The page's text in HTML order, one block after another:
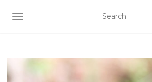
AFFICHER/MASQUER LA NAVIGATION